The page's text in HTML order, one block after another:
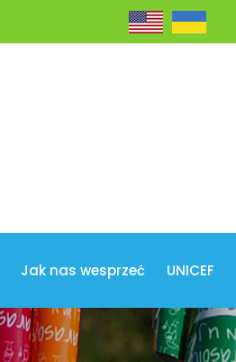
Jak nas wesprzeć UNICEF